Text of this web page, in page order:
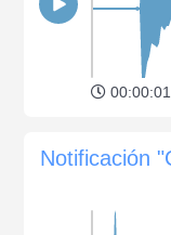
00:00:01
Notificación